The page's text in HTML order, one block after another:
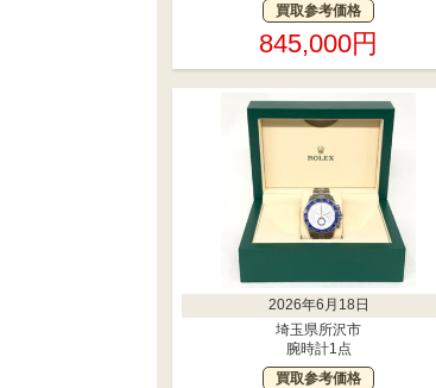
買取参考価格
845,000円
2026年6月18日
埼玉県所沢市
腕時計1点
買取参考価格